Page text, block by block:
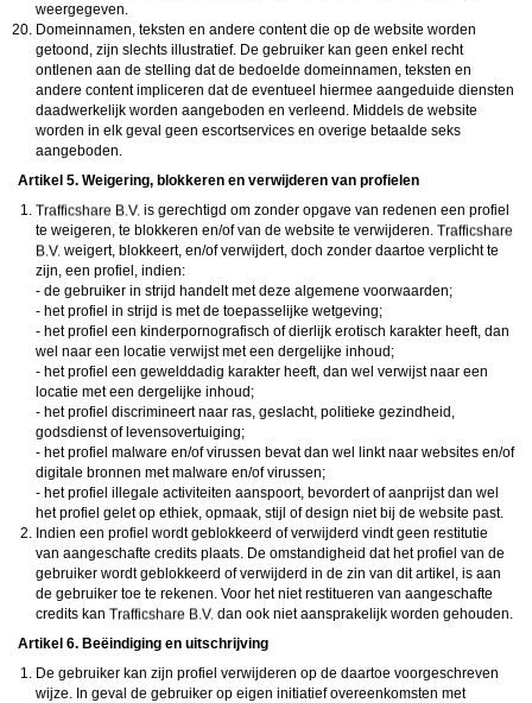
weergegeven.
Domeinnamen, teksten en andere content die op de website worden
getoond, zijn slechts illustratief. De gebruiker kan geen enkel recht
ontlenen aan de stelling dat de bedoelde domeinnamen, teksten en
andere content impliceren dat de eventueel hiermee aangeduide diensten
daadwerkelijk worden aangeboden en verleend. Middels de website
worden in elk geval geen escortservices en overige betaalde seks
aangeboden.
Artikel 5. Weigering, blokkeren en verwijderen van profielen
is gerechtigd om zonder opgave van redenen een profiel
te weigeren, te blokkeren en/of van de website te verwijderen.
weigert, blokkeert, en/of verwijdert, doch zonder daartoe verplicht te
zijn, een profiel, indien:
- de gebruiker in strijd handelt met deze algemene voorwaarden;
- het profiel in strijd is met de toepasselijke wetgeving;
- het profiel een kinderpornografisch of dierlijk erotisch karakter heeft, dan
wel naar een locatie verwijst met een dergelijke inhoud;
- het profiel een gewelddadig karakter heeft, dan wel verwijst naar een
locatie met een dergelijke inhoud;
- het profiel discrimineert naar ras, geslacht, politieke gezindheid,
godsdienst of levensovertuiging;
- het profiel malware en/of virussen bevat dan wel linkt naar websites en/of
digitale bronnen met malware en/of virussen;
- het profiel illegale activiteiten aanspoort, bevordert of aanprijst dan wel
het profiel gelet op ethiek, opmaak, stijl of design niet bij de website past.
Indien een profiel wordt geblokkeerd of verwijderd vindt geen restitutie
van aangeschafte credits plaats. De omstandigheid dat het profiel van de
gebruiker wordt geblokkeerd of verwijderd in de zin van dit artikel, is aan
de gebruiker toe te rekenen. Voor het niet restitueren van aangeschafte
credits kan
dan ook niet aansprakelijk worden gehouden.
Artikel 6. Beëindiging en uitschrijving
De gebruiker kan zijn profiel verwijderen op de daartoe voorgeschreven
wijze. In geval de gebruiker op eigen initiatief overeenkomsten met